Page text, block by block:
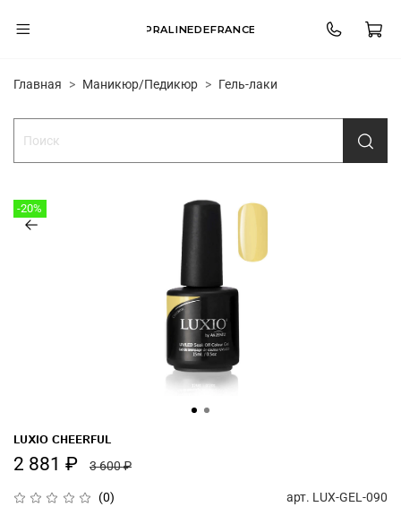
PRALINEDEFRANCE
Главная Маникюр/Педикюр Гель-лаки
-20%
(0) арт. LUX-GEL-090
LUXIO CHEERFUL
2 881 ₽ 3 600 ₽